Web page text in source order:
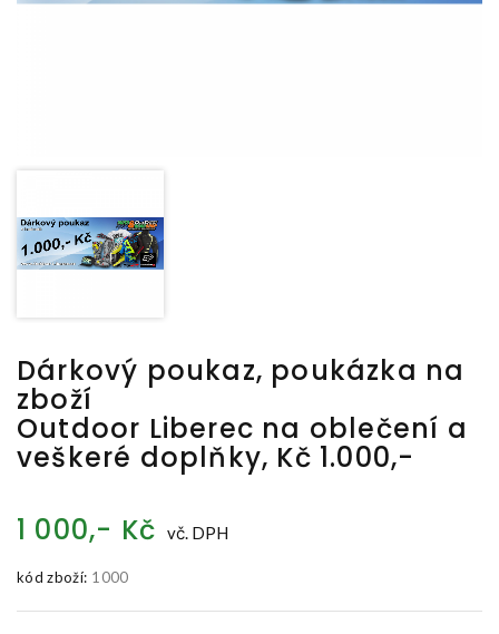
Dárkový poukaz, poukázka na
zboží
Outdoor Liberec na oblečení a
veškeré doplňky, Kč 1.000,-
1 000,- Kč
vč. DPH
kód zboží: 1000